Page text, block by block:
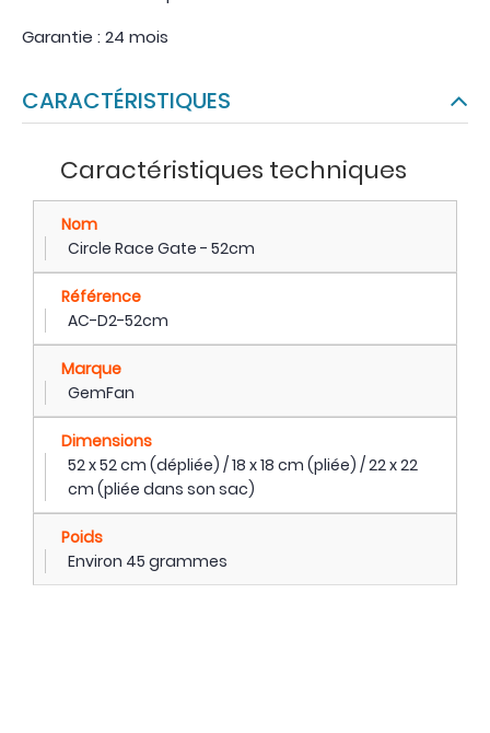
Garantie : 24 mois
CARACTÉRISTIQUES
Caractéristiques techniques
Nom
Circle Race Gate - 52cm
Référence
AC-D2-52cm
Marque
GemFan
Dimensions
52 x 52 cm (dépliée) / 18 x 18 cm (pliée) / 22 x 22
cm (pliée dans son sac)
Poids
Environ 45 grammes